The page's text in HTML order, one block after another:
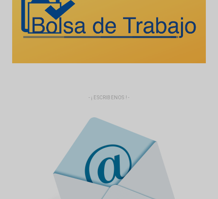
- ¡ ESCRIBENOS ! -